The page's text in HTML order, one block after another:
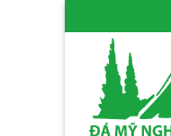
qua